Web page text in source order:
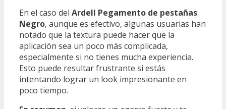
En el caso del Ardell Pegamento de pestañas
Negro, aunque es efectivo, algunas usuarias han
notado que la textura puede hacer que la
aplicación sea un poco más complicada,
especialmente si no tienes mucha experiencia.
Esto puede resultar frustrante si estás
intentando lograr un look impresionante en
poco tiempo.